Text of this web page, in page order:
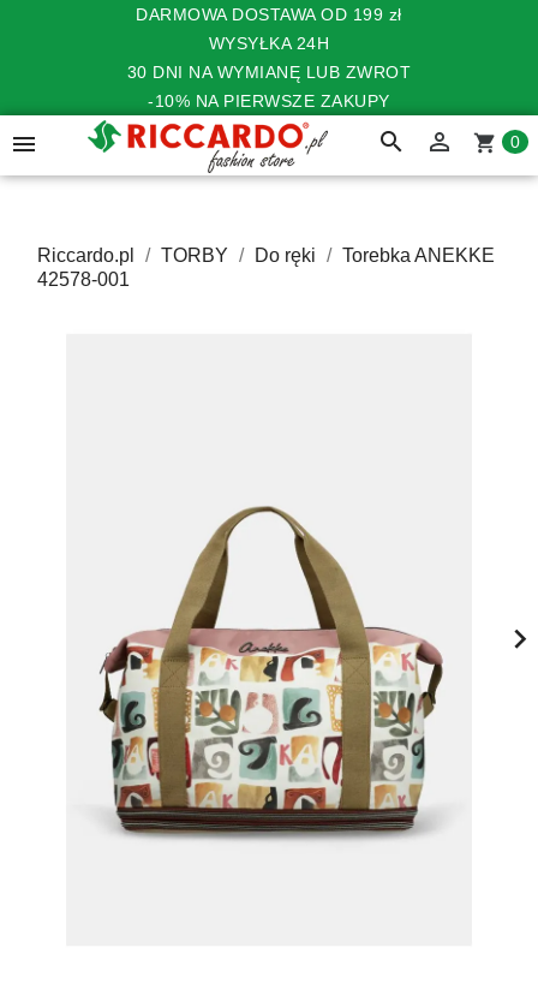
DARMOWA DOSTAWA OD 199 zł
WYSYŁKA 24H
30 DNI NA WYMIANĘ LUB ZWROT
-10% NA PIERWSZE ZAKUPY
 search  shopping_cart 0
Riccardo.pl TORBY Do ręki
Torebka ANEKKE
42578-001
